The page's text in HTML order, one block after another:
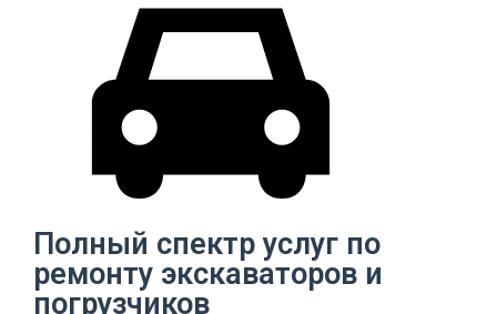
Полный спектр услуг по
ремонту экскаваторов и
погрузчиков